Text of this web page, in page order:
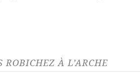
ROBICHEZ À L’ARCHE